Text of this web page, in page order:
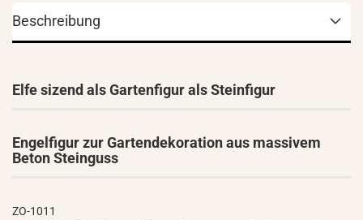
Beschreibung
Elfe sizend als Gartenfigur als Steinfigur
Engelfigur zur Gartendekoration aus massivem
Beton Steinguss
ZO-1011